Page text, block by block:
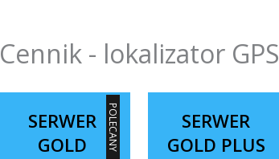
Cennik - lokalizator GPS
POLECANY
SERWER
GOLD
SERWER
GOLD PLUS